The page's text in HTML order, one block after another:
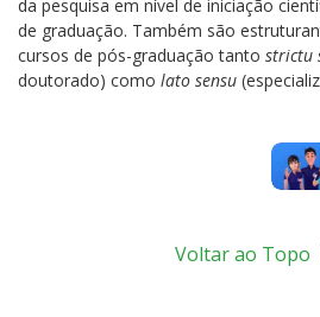
da pesquisa em nível de iniciação
de graduação. Também são
cursos de pós-graduação tanto strictu
doutorado) como lato sensu
Voltar ao Topo